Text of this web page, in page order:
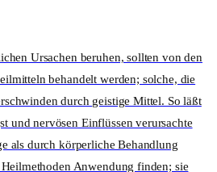
Ursachen beruhen, sollten von den
behandelt werden; solche, die
durch geistige Mittel. So läßt
und nervösen Einflüssen verursachte
als durch körperliche Behandlung
Anwendung finden; sie